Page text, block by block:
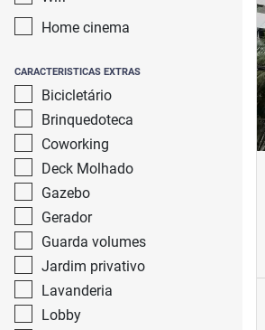
Home cinema
CARACTERISTICAS EXTRAS
Bicicletário
Brinquedoteca
Coworking
Deck Molhado
Gazebo
Gerador
Guarda volumes
Jardim privativo
Lavanderia
Lobby